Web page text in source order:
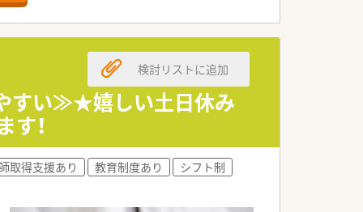
の51店舗設置しています
ひとりが働きやすい環境が整備されて
すい≫★嬉しい土日休み
！
検討リストに追加
取得支援あり 教育制度あり シフト制